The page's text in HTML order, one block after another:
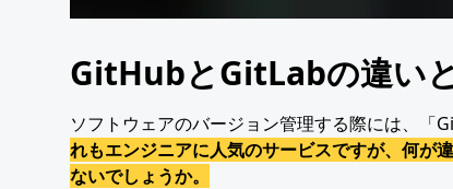
GitHubとGitLabの違い
ソフトウェアのバージョン管理する際には、「
れもエンジニアに人気のサービスですが、何が
ないでしょうか。